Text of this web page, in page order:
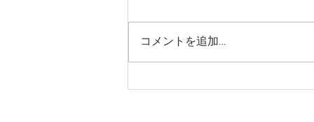
春の嵐山店
コメントを追加…